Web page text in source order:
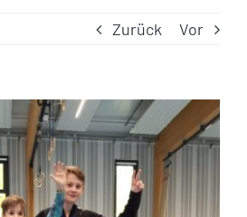
Zurück Vor